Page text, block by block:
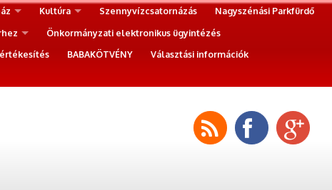
Kultúra Szennyvízcsatornázás
Nagyszénási Parkfürdő
Önkormányzati elektronikus ügyintézés
BABAKÖTVÉNY
Választási információk